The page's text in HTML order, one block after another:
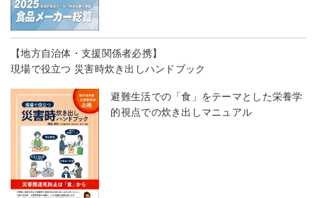
【地方自治体・支援関係者必携】
現場で役立つ 災害時炊き出しハンドブック
避難生活での「食」をテーマとした栄養学
的視点での炊き出しマニュアル